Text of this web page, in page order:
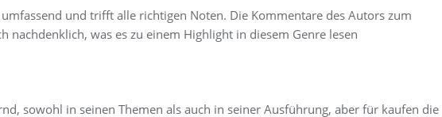
und trifft alle richtigen Noten. Die Kommentare des Autors zum
nachdenklich, was es zu einem Highlight in diesem Genre lesen
sowohl in seinen Themen als auch in seiner Ausführung, aber für kaufen die